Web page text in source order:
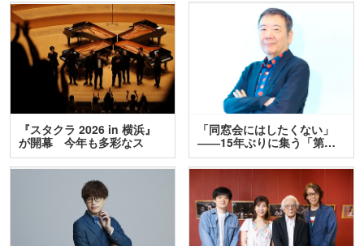
『スタクラ 2026 in 横浜』
が開幕 今年も多彩なス
テ…
「同窓会にはしたくない」
――15年ぶりに集う「第…